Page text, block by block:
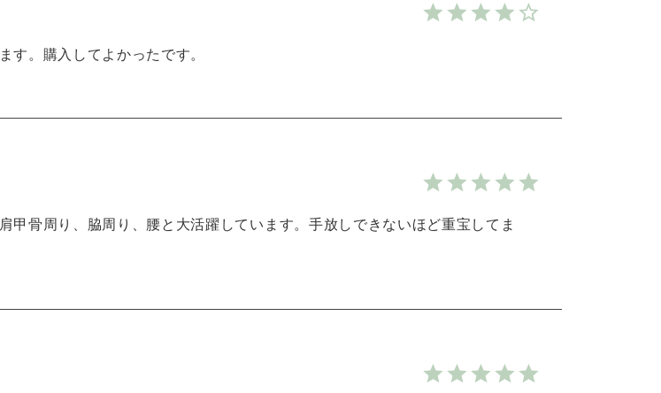
。購入してよかったです。
甲骨周り、脇周り、腰と大活躍しています。手放しできないほど重宝してま